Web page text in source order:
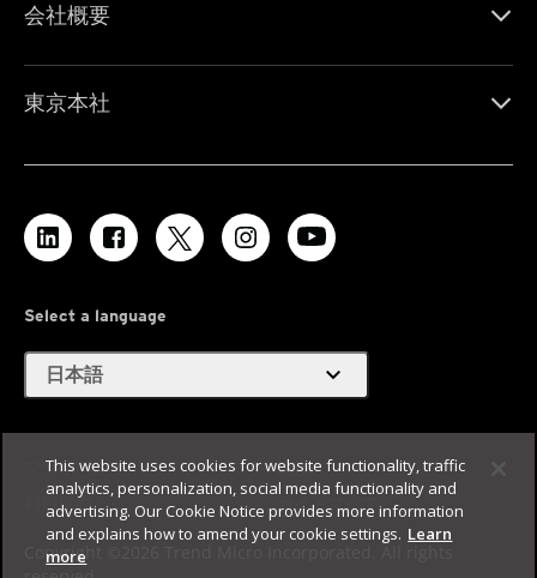
会社概要
東京本社
Select a language
日本語 expand_more
プライバシー
Legal
利用規約
サイトマップ
Copyright ©2026 Trend Micro Incorporated. All rights
This website uses cookies for website functionality, traffic
analytics, personalization, social media functionality and
advertising. Our Cookie Notice provides more information
and explains how to amend your cookie settings. Learn
more